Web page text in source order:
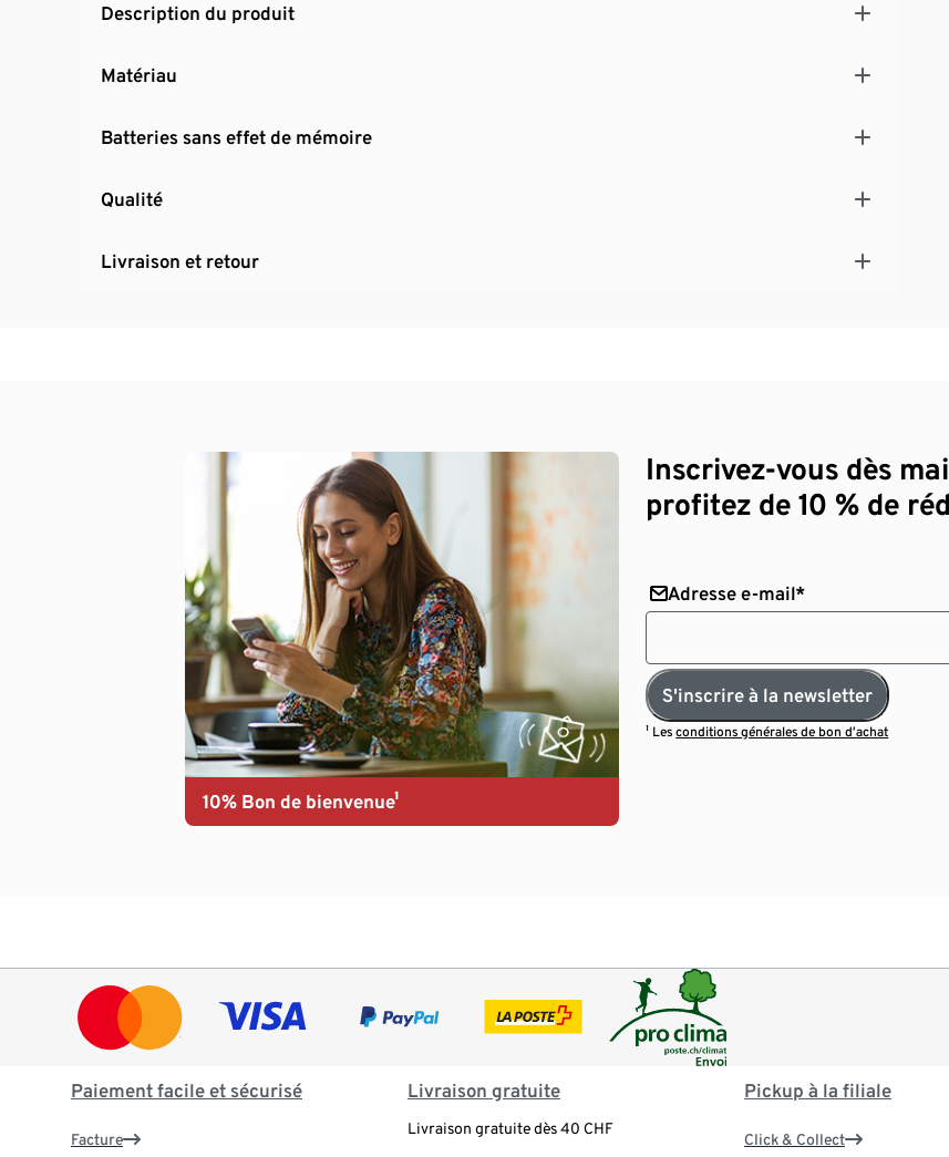
Description du produit
Matériau
Batteries sans effet de mémoire
Qualité
Livraison et retour
10% Bon de bienvenue¹
Inscrivez-vous dès
profitez de 10 % de
Adresse e-mail*
S'inscrire à la newsletter
¹ Lesconditions générales de bon d’achat
Paiement facile et sécurisé
Facture
Livraison gratuite
Livraison gratuite dès 40 CHF
Pickup à la filiale
Click & Collect